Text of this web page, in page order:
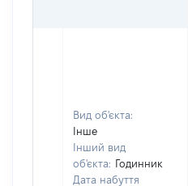
Вид об'єкта:
Інше
Інший вид
об'єкта: Годинник
Дата набуття